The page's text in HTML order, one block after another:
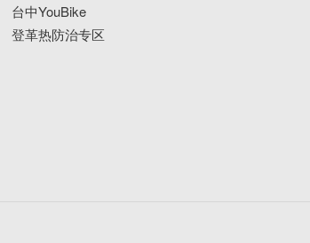
台中YouBike
登革热防治专区